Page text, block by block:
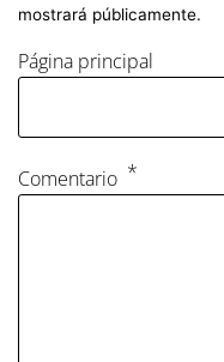
mostrará públicamente.
Página principal
Comentario